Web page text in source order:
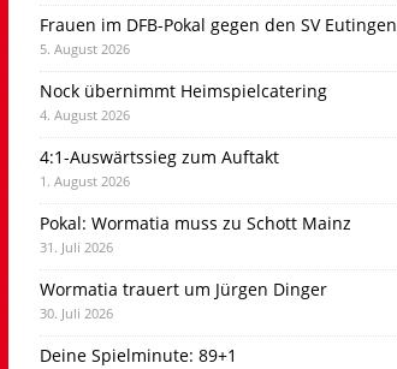
Frauen im DFB-Pokal gegen den SV Eutingen
5. August 2026
Nock übernimmt Heimspielcatering
4. August 2026
4:1-Auswärtssieg zum Auftakt
1. August 2026
Pokal: Wormatia muss zu Schott Mainz
31. Juli 2026
Wormatia trauert um Jürgen Dinger
30. Juli 2026
Deine Spielminute: 89+1